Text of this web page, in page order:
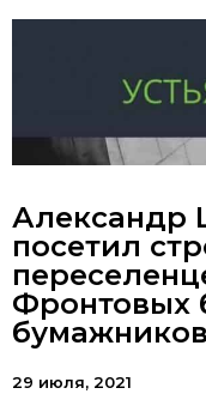
Александр
посетил
Фронтовых
бумажников
29 июля, 2021